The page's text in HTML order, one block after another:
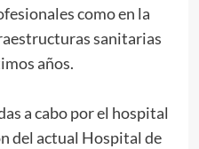
como en la
sanitarias
años.
a cabo por el hospital
del actual Hospital de